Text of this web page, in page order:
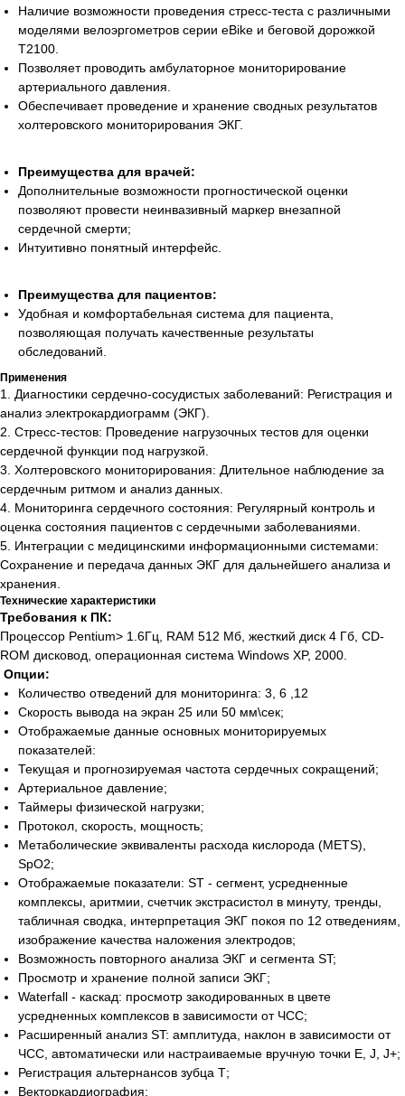
Наличие возможности проведения стресс-теста с различными
моделями велоэргометров серии eBike и беговой дорожкой
Т2100.
Позволяет проводить амбулаторное мониторирование
артериального давления.
Обеспечивает проведение и хранение сводных результатов
холтеровского мониторирования ЭКГ.
Преимущества для врачей:
Дополнительные возможности прогностической оценки
позволяют провести неинвазивный маркер внезапной
сердечной смерти;
Интуитивно понятный интерфейс.
Преимущества для пациентов:
Удобная и комфортабельная система для пациента,
позволяющая получать качественные результаты
обследований.
Применения
1. Диагностики сердечно-сосудистых заболеваний: Регистрация и
анализ электрокардиограмм (ЭКГ).
2. Стресс-тестов: Проведение нагрузочных тестов для оценки
сердечной функции под нагрузкой.
3. Холтеровского мониторирования: Длительное наблюдение за
сердечным ритмом и анализ данных.
4. Мониторинга сердечного состояния: Регулярный контроль и
оценка состояния пациентов с сердечными заболеваниями.
5. Интеграции с медицинскими информационными системами:
Сохранение и передача данных ЭКГ для дальнейшего анализа и
хранения.
Технические характеристики
Требования к ПК:
Процессор Pentium> 1.6Гц, RAM 512 Мб, жесткий диск 4 Гб, CD-
ROM дисковод, операционная система Windows XP, 2000.
Опции:
Количество отведений для мониторинга: 3, 6 ,12
Скорость вывода на экран 25 или 50 мм\сек;
Отображаемые данные основных мониторируемых
показателей:
Текущая и прогнозируемая частота сердечных сокращений;
Артериальное давление;
Таймеры физической нагрузки;
Протокол, скорость, мощность;
Метаболические эквиваленты расхода кислорода (METS),
SpO2;
Отображаемые показатели: ST - сегмент, усредненные
комплексы, аритмии, счетчик экстрасистол в минуту, тренды,
табличная сводка, интерпретация ЭКГ покоя по 12 отведениям,
изображение качества наложения электродов;
Возможность повторного анализа ЭКГ и сегмента ST;
Просмотр и хранение полной записи ЭКГ;
Waterfall - каскад: просмотр закодированных в цвете
усредненных комплексов в зависимости от ЧСС;
Расширенный анализ ST: амплитуда, наклон в зависимости от
ЧСС, автоматически или настраиваемые вручную точки E, J, J+;
Регистрация альтернансов зубца Т;
Векторкардиография;
Есть вопросы?
Оставьте номер и мы перезвоним!
+998
Позвоните мне